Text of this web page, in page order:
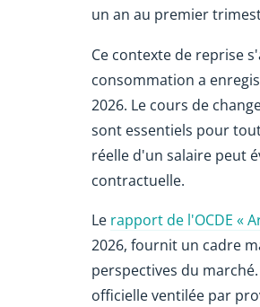
un an au premier
Ce contexte de reprise
consommation a
2026. Le cours de
sont essentiels pour
réelle d'un salaire peut
contractuelle.
Le rapport de l'OCDE «
2026, fournit un cadre
perspectives du
officielle ventilée par